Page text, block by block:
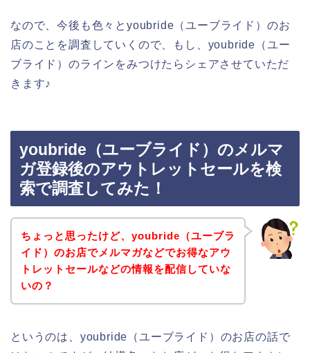
なので、今後も色々とyoubride（ユーブライド）のお
店のことを調査していくので、もし、youbride（ユー
ブライド）のラインをみつけたらシェアさせていただ
きます♪
youbride（ユーブライド）のメルマ
ガ登録後のアウトレットセールを検
索で調査してみた！
ちょっと思ったけど、youbride（ユーブラ
イド）のお店でメルマガなどでお得なアウ
トレットセールなどの情報を配信していな
いの？
というのは、youbride（ユーブライド）のお店の話で